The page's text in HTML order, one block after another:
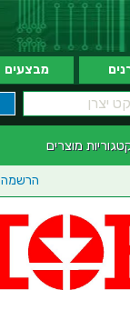
מבצעים
מוצרים
הרשמה